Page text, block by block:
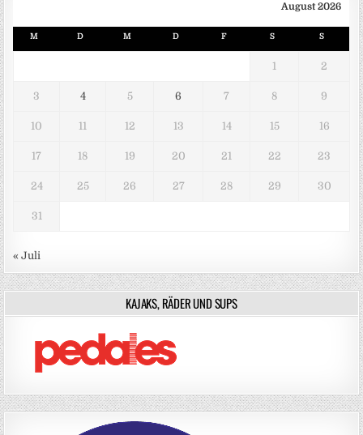
August 2026
M D M D F S S
1 2
3 4 5 6 7 8 9
10 11 12 13 14 15 16
17 18 19 20 21 22 23
24 25 26 27 28 29 30
31
« Juli
KAJAKS, RÄDER UND SUPS